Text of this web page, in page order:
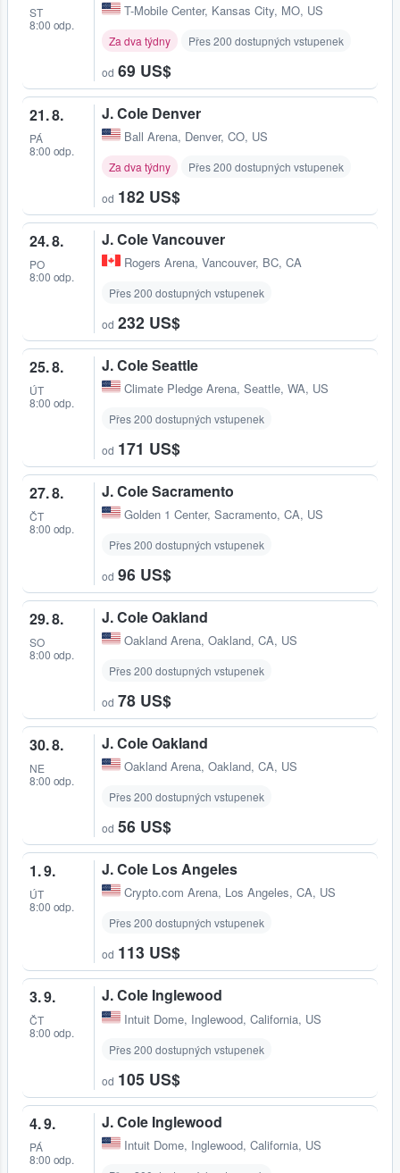
ST
8:00 odp.
T-Mobile Center, Kansas City, MO, US
Za dva týdny Přes 200 dostupných vstupenek
od 69 US$
21. 8.
PÁ
8:00 odp.
J. Cole Denver
Ball Arena, Denver, CO, US
Za dva týdny Přes 200 dostupných vstupenek
od 182 US$
24. 8.
PO
8:00 odp.
J. Cole Vancouver
Rogers Arena, Vancouver, BC, CA
Přes 200 dostupných vstupenek
od 232 US$
25. 8.
ÚT
8:00 odp.
J. Cole Seattle
Climate Pledge Arena, Seattle, WA, US
Přes 200 dostupných vstupenek
od 171 US$
27. 8.
ČT
8:00 odp.
J. Cole Sacramento
Golden 1 Center, Sacramento, CA, US
Přes 200 dostupných vstupenek
od 96 US$
29. 8.
SO
8:00 odp.
J. Cole Oakland
Oakland Arena, Oakland, CA, US
Přes 200 dostupných vstupenek
od 78 US$
30. 8.
NE
8:00 odp.
J. Cole Oakland
Oakland Arena, Oakland, CA, US
Přes 200 dostupných vstupenek
od 56 US$
1. 9.
ÚT
8:00 odp.
J. Cole Los Angeles
Crypto.com Arena, Los Angeles, CA, US
Přes 200 dostupných vstupenek
od 113 US$
3. 9.
ČT
8:00 odp.
J. Cole Inglewood
Intuit Dome, Inglewood, California, US
Přes 200 dostupných vstupenek
od 105 US$
4. 9.
PÁ
8:00 odp.
J. Cole Inglewood
Intuit Dome, Inglewood, California, US